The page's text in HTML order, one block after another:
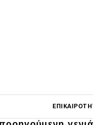
με το
που δεν είναι